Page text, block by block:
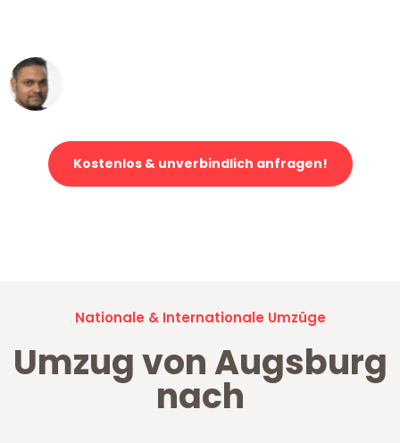
Kostenlos & unverbindlich anfragen!
Nationale & Internationale Umzüge
Umzug von Augsburg
nach